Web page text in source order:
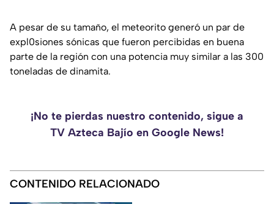
A pesar de su tamaño, el meteorito generó un par de
expl0siones sónicas que fueron percibidas en buena
parte de la región con una potencia muy similar a las 300
toneladas de dinamita.
¡No te pierdas nuestro contenido, sigue a
TV Azteca Bajío en Google News!
CONTENIDO RELACIONADO